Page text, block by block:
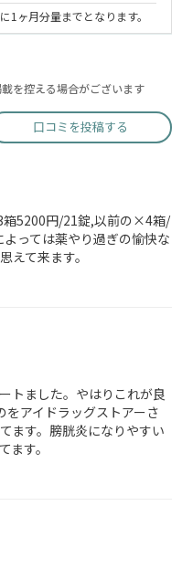
1ヶ月分量までとなります。
を控える場合がございます
口コミを投稿する
5200円/21錠,以前の×4箱/
っては薬やり過ぎの愉快な
えて来ます。
トました。やはりこれが良
アイドラッグストアーさ
ます。膀胱炎になりやすい
す。